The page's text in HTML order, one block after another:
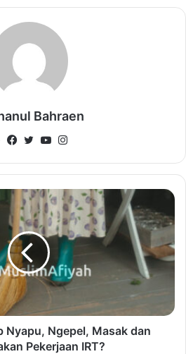
Bahraen
WebsiteFacebook
TwitterYouTube
Nyapu, Ngepel, Masak dan
Pekerjaan IRT?